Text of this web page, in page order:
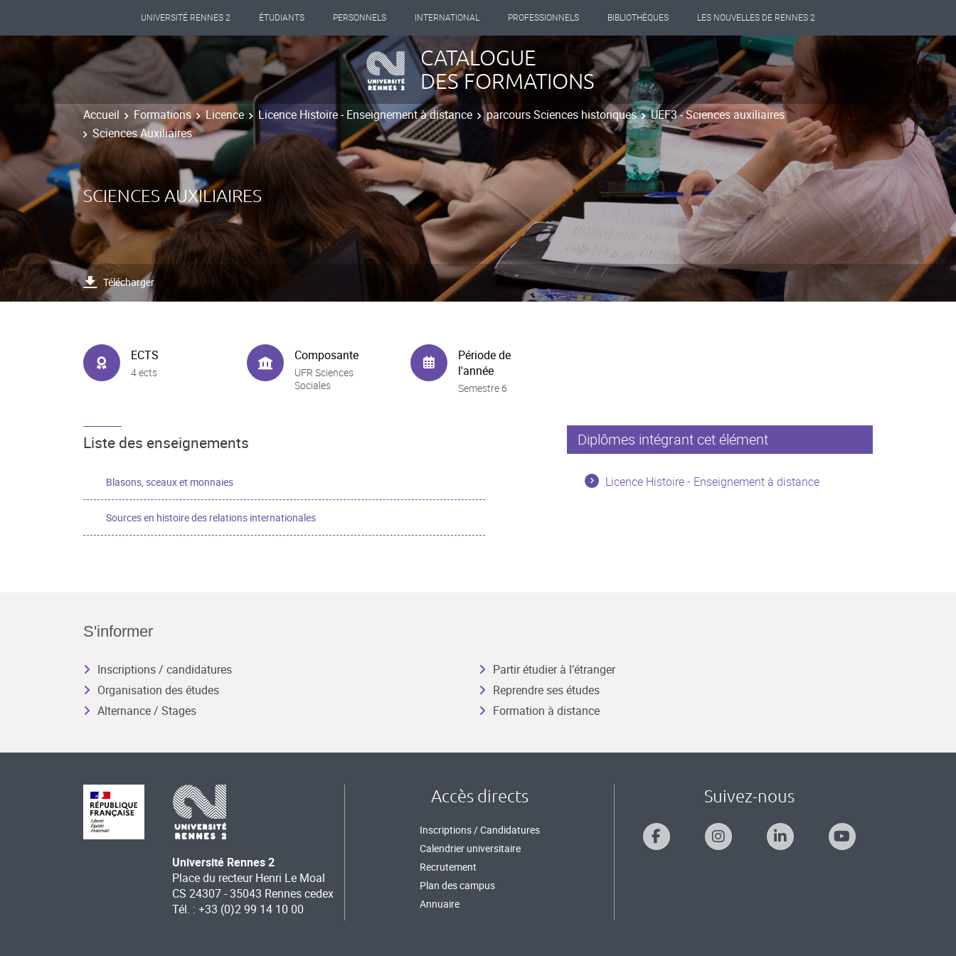
UNIVERSITÉ RENNES 2 ÉTUDIANTS PERSONNELS INTERNATIONAL PROFESSIONNELS BIBLIOTHÈQUES LES NOUVELLES DE RENNES 2
CATALOGUE
DES FORMATIONS
Accueil Formations Licence Licence Histoire - Enseignement à distance parcours Sciences historiques
UEF3 - Sciences auxiliaires
Sciences Auxiliaires
SCIENCES AUXILIAIRES
Télécharger
ECTS
4 ects
Composante
UFR Sciences
Sociales
Période de
l'année
Semestre 6
Liste des enseignements
Blasons, sceaux et monnaies
Sources en histoire des relations internationales
Diplômes intégrant cet élément
Licence Histoire - Enseignement à distance
S'informer
Inscriptions / candidatures
Organisation des études
Alternance / Stages
Partir étudier à l’étranger
Reprendre ses études
Formation à distance
Université Rennes 2
Place du recteur Henri Le Moal
CS 24307 - 35043 Rennes cedex
Tél. : +33 (0)2 99 14 10 00
Accès directs
Inscriptions / Candidatures
Calendrier universitaire
Recrutement
Plan des campus
Annuaire
Suivez-nous